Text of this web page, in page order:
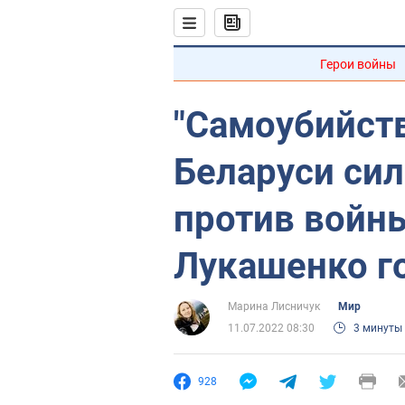
Герои войны
Беларуси
против
Лукашенко
Марина Лисничук
Мир
11.07.2022 08:30
3 минуты
928